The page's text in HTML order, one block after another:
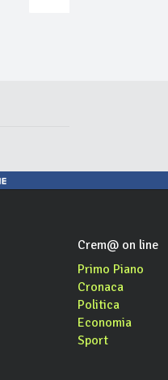
Crem@ on line
Primo Piano
Cronaca
Politica
Economia
Sport